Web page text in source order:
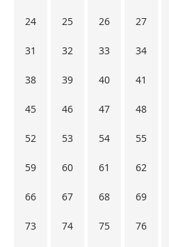
24 25 26 27
31 32 33 34
38 39 40 41
45 46 47 48
52 53 54 55
59 60 61 62
66 67 68 69
73 74 75 76